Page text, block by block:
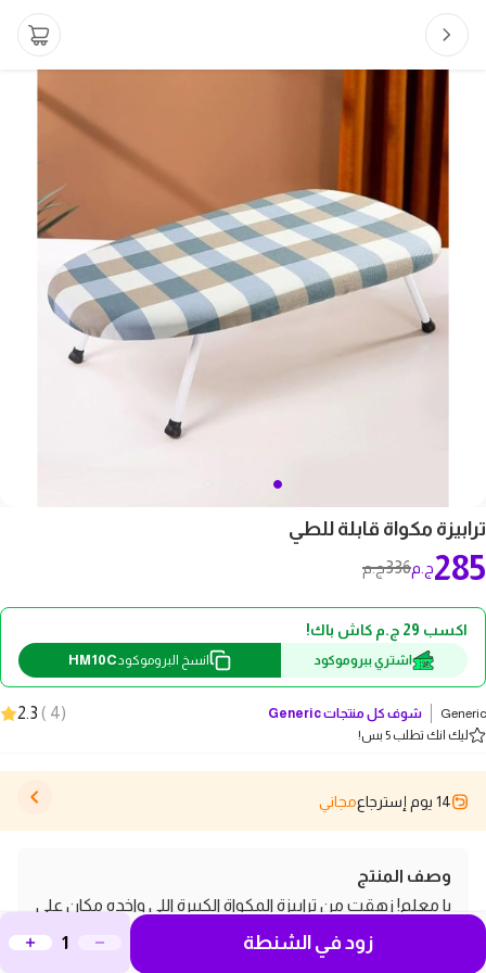
ترابيزة مكواة قابلة للطي
336ج.م 285ج.م
اكسب 29 ج.م كاش باك!
اشتري ببروموكود انسخ البروموكود HM10C
Generic شوف كل منتجاتGeneric
(
4
)
2.3
ليك انك تطلب 5 بس!
14 يوم إسترجاع مجاني
وصف المنتج
يا معلم! زهقت من ترابيزة المكواة الكبيرة اللي واخده مكان على
الفاضي؟ جبنالك الحل! ترابيزة مكواة صغيرة قابلة للطي، يعني
زود في الشنطة